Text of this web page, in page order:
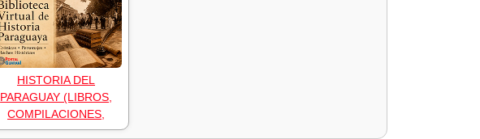
HISTORIA DEL
PARAGUAY (LIBROS,
COMPILACIONES,